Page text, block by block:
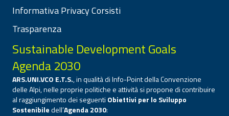
Informativa Privacy Corsisti
Trasparenza
Sustainable Development Goals
Agenda 2030
ARS.UNI.VCO E.T.S., in qualità di Info-Point della Convenzione
delle Alpi, nelle proprie politiche e attività si propone di contribuire
al raggiungimento dei seguenti Obiettivi per lo Sviluppo
Sostenibiledell’Agenda 2030: